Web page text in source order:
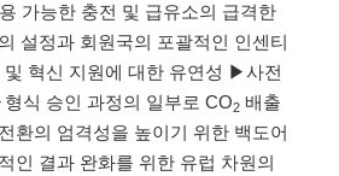
가능한 충전 및 급유소의 급격한
설정과 회원국의 포괄적인 인센티
혁신 지원에 대한 유연성 ▶사전
식 승인 과정의 일부로 CO2 배출
환의 엄격성을 높이기 위한 백도어
인 결과 완화를 위한 유럽 차원의